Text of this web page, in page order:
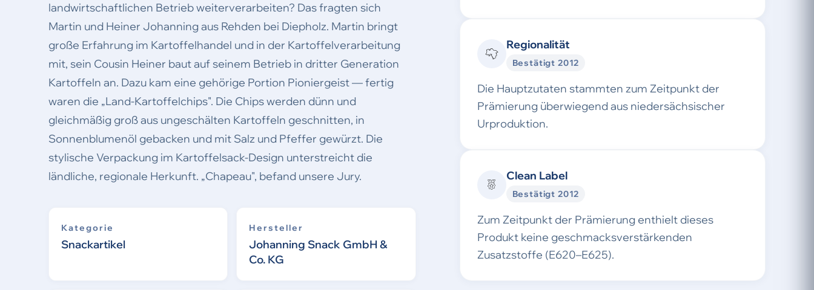
landwirtschaftlichen Betrieb weiterverarbeiten? Das fragten sich
Martin und Heiner Johanning aus Rehden bei Diepholz. Martin bringt
große Erfahrung im Kartoffelhandel und in der Kartoffelverarbeitung
mit, sein Cousin Heiner baut auf seinem Betrieb in dritter Generation
Kartoffeln an. Dazu kam eine gehörige Portion Pioniergeist — fertig
waren die „Land-Kartoffelchips". Die Chips werden dünn und
gleichmäßig groß aus ungeschälten Kartoffeln geschnitten, in
Sonnenblumenöl gebacken und mit Salz und Pfeffer gewürzt. Die
stylische Verpackung im Kartoffelsack-Design unterstreicht die
ländliche, regionale Herkunft. „Chapeau", befand unsere Jury.
Kategorie
Snackartikel
Hersteller
Johanning Snack GmbH &
Co. KG
Regionalität
Bestätigt 2012
Die Hauptzutaten stammten zum Zeitpunkt der
Prämierung überwiegend aus niedersächsischer
Urproduktion.
Clean Label
Bestätigt 2012
Zum Zeitpunkt der Prämierung enthielt dieses
Produkt keine geschmacksverstärkenden
Zusatzstoffe (E620–E625).